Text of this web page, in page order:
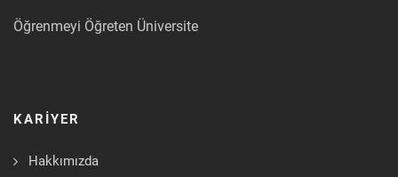
Öğrenmeyi Öğreten Üniversite
KARİYER
Hakkımızda